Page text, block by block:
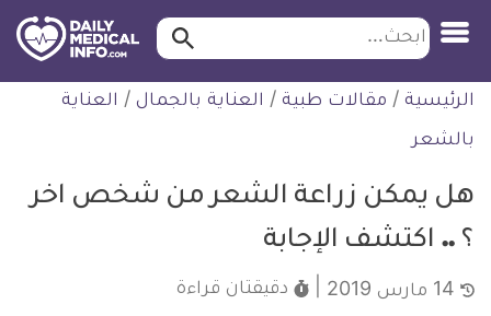
التخطي
للمحتوى
طبية
ابحث ابحث…
الرئيسية / مقالات طبية / العناية بالجمال / العناية
بالشعر
هل يمكن زراعة الشعر من شخص اخر
؟ .. اكتشف الإجابة
دقيقتان قراءة